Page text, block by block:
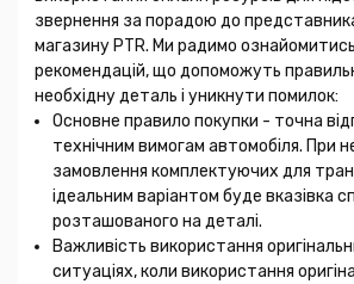
звернення за порадою до
магазину PTR. Ми радимо
рекомендацій, що допоможуть
необхідну деталь і уникнути помилок:
Основне правило покупки - точна
технічним вимогам автомобіля. При
замовлення комплектуючих для
ідеальним варіантом буде вказівка
розташованого на деталі.
Важливість використання
ситуаціях, коли використання